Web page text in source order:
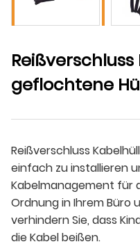
geflochtene
Reißverschluss
einfach zu installieren
Kabelmanagement für
Ordnung in Ihrem Büro
verhindern Sie, dass
die Kabel beißen.